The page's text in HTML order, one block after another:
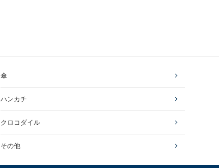
傘
ハンカチ
クロコダイル
その他